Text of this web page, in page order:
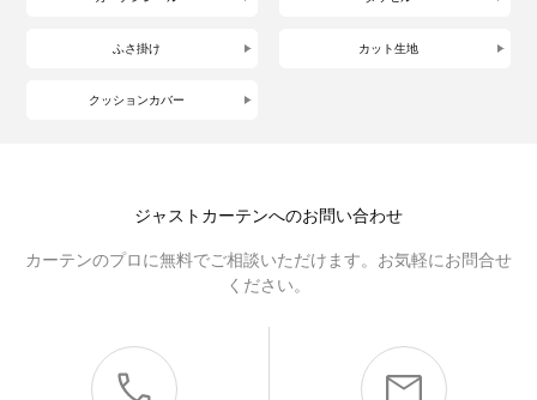
ふさ掛け カット生地
クッションカバー
ジャストカーテンへのお問い合わせ
カーテンのプロに無料でご相談いただけます。お気軽にお問合せ
ください。